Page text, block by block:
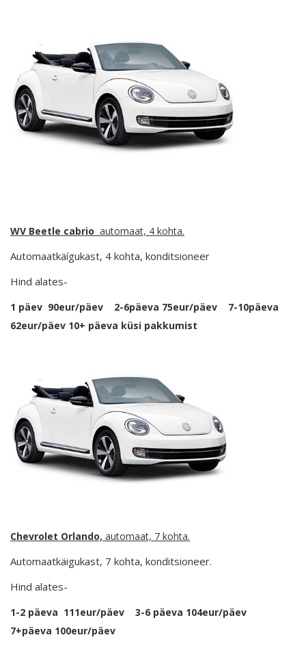
WV Beetle cabrio automaat, 4 kohta.
Automaatkäígukast, 4 kohta, konditsioneer
Hind alates-
1 päev 90eur/päev 2-6päeva 75eur/päev 7-10päeva
62eur/päev 10+ päeva küsi pakkumist
Chevrolet Orlando, automaat, 7 kohta.
Automaatkäigukast, 7 kohta, konditsioneer.
Hind alates-
1-2 päeva 111eur/päev 3-6 päeva 104eur/päev
7+päeva 100eur/päev